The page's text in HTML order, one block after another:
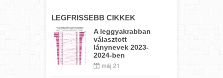
LEGFRISSEBB CIKKEK
A leggyakrabban
választott
lánynevek 2023-
2024-ben
máj 21